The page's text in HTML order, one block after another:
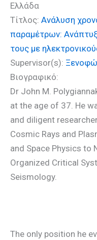
Ελλάδα
Τίτλος: Ανάλυση
παραμέτρων:
τους με
Supervisor(s):
Βιογραφικό:
Dr John M.
at the age of 37. He
and diligent
Cosmic Rays and
and Space Physics to
Organized Critical
Seismology.
The only position he